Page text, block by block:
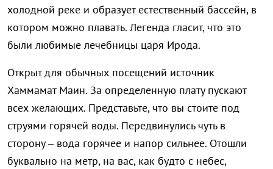
холодной реке и образует естественный бассейн, в
котором можно плавать. Легенда гласит, что это
были любимые лечебницы царя Ирода.
Открыт для обычных посещений источник
Хаммамат Маин. За определенную плату пускают
всех желающих. Представьте, что вы стоите под
струями горячей воды. Передвинулись чуть в
сторону – вода горячее и напор сильнее. Отошли
буквально на метр, на вас, как будто с небес,